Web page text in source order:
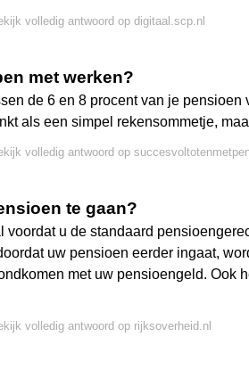
volledig antwoord op digitaal.scp.nl
met werken?
de 6 en 8 procent van je pensioen
als een simpel rekensommetje,
volledig antwoord op
te gaan?
voordat u de standaard
uw pensioen eerder ingaat,
met uw pensioengeld. Ook
volledig antwoord op rijksoverheid.nl